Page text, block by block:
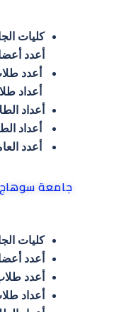
كليات الجامعة 15 كلية
أعدد أعضاء هيئة
أعدد
أعداد
أعداد الطلاب
أعداد
أعدد
جامعة سوهاج في
كليات الجامعة 15 كلية
أعدد
أعدد طلاب
أعداد